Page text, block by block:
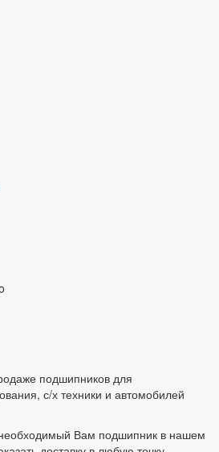
подшипников для
с/х техники и автомобилей
Вам подшипник в нашем